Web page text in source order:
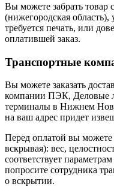
Вы можете забрать товар
(нижегородская
требуется печать, или
оплатившей заказ.
Транспортные
Вы можете заказать
компании ПЭК, Деловые
терминалы в Нижнем
на ваш адрес придет
Перед оплатой вы можете
вскрывая): вес,
соответствует
попросите сотрудника
о вскрытии.